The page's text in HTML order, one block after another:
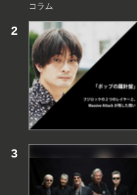
コラム